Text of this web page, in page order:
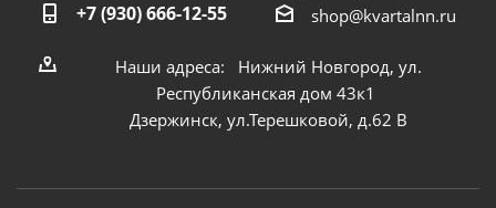
+7 (930) 666-12-55 shop@kvartalnn.ru
Наши адреса: Нижний Новгород, ул.
Республиканская дом 43к1
Дзержинск, ул.Терешковой, д.62 В